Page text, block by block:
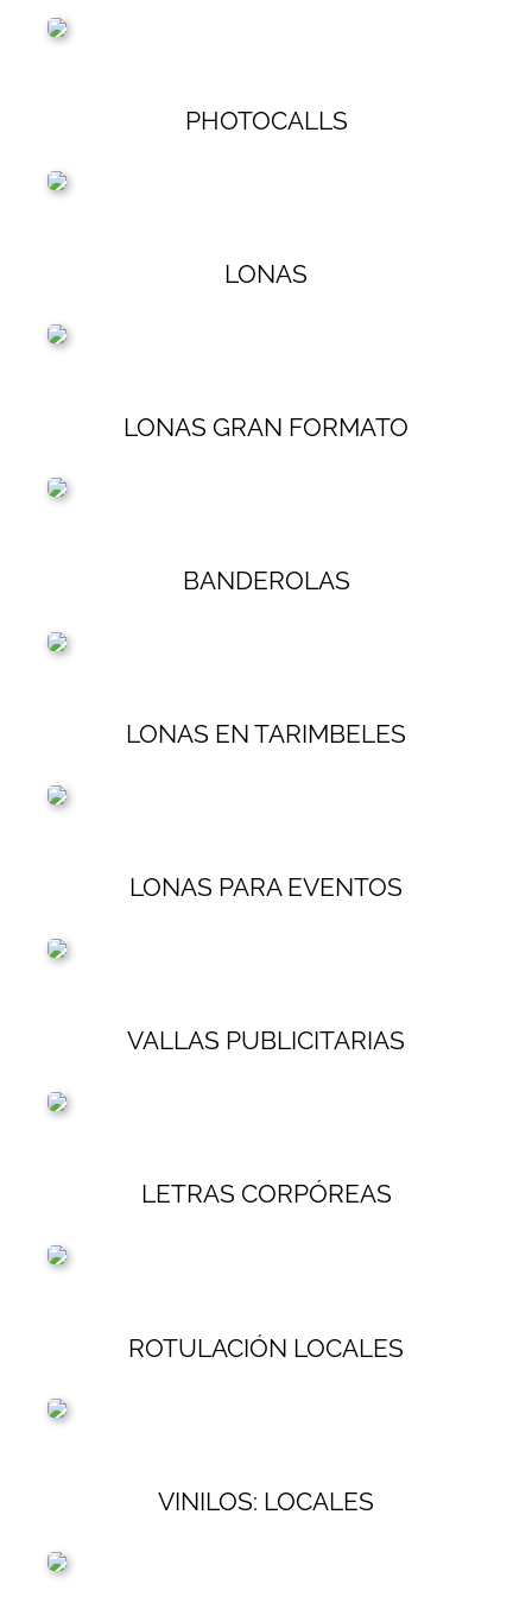
PHOTOCALLS
LONAS
LONAS GRAN FORMATO
BANDEROLAS
LONAS EN TARIMBELES
LONAS PARA EVENTOS
VALLAS PUBLICITARIAS
LETRAS CORPÓREAS
ROTULACIÓN LOCALES
VINILOS: LOCALES